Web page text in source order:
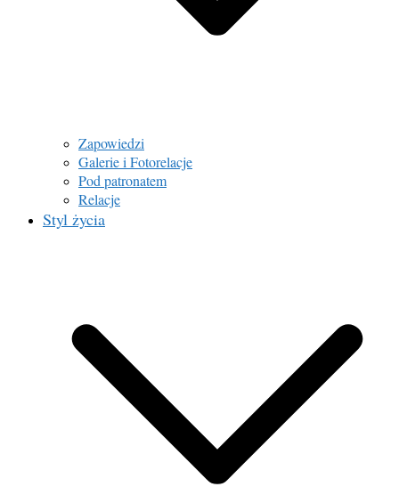
Zapowiedzi
Galerie i Fotorelacje
Pod patronatem
Relacje
Styl życia